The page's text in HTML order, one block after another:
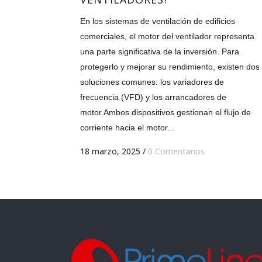
En los sistemas de ventilación de edificios
comerciales, el motor del ventilador representa
una parte significativa de la inversión. Para
protegerlo y mejorar su rendimiento, existen dos
soluciones comunes: los variadores de
frecuencia (VFD) y los arrancadores de
motor.Ambos dispositivos gestionan el flujo de
corriente hacia el motor...
18 marzo, 2025 / 0 Comentarios